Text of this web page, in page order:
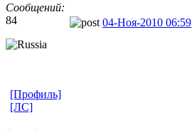
Сообщений:
84
04-Ноя-2010 06:59
[Профиль]
[ЛС]